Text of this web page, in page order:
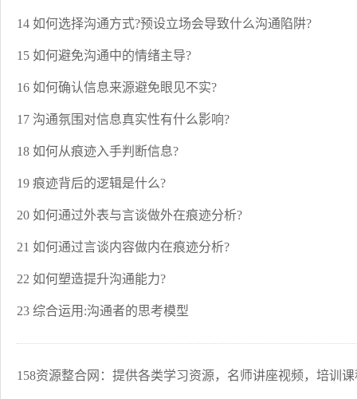
14 如何选择沟通方式?预设立场会导致什么沟通陷阱?
15 如何避免沟通中的情绪主导?
16 如何确认信息来源避免眼见不实?
17 沟通氛围对信息真实性有什么影响?
18 如何从痕迹入手判断信息?
19 痕迹背后的逻辑是什么?
20 如何通过外表与言谈做外在痕迹分析?
21 如何通过言谈内容做内在痕迹分析?
22 如何塑造提升沟通能力?
23 综合运用:沟通者的思考模型
158资源整合网：提供各类学习资源，名师讲座视频，培训